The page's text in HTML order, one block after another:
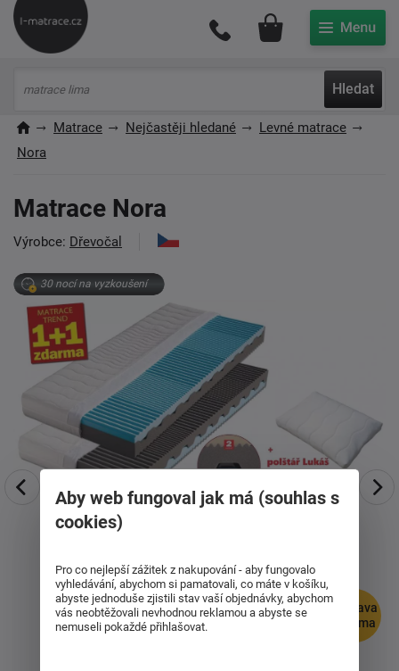
Hledat
Můj účet
Matrace Nejčastěji hledané
Levné matrace
Nora
Matrace Nora
Výrobce: Dřevočal
30 nocí na vyzkoušení
doprava
zdarma
Aby web fungoval jak má (souhlas s
cookies)
Pro co nejlepší zážitek z nakupování - aby fungovalo
vyhledávání, abychom si pamatovali, co máte v košíku,
abyste jednoduše zjistili stav vaší objednávky, abychom
vás neobtěžovali nevhodnou reklamou a abyste se
nemuseli pokaždé přihlašovat.